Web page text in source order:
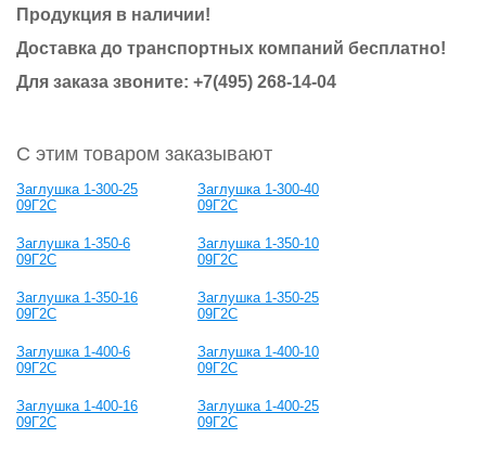
Продукция в наличии!
Доставка до транспортных компаний бесплатно!
Для заказа звоните: +7(495) 268-14-04
С этим товаром заказывают
Заглушка 1-300-25
09Г2С
Заглушка 1-300-40
09Г2С
Заглушка 1-350-6
09Г2С
Заглушка 1-350-10
09Г2С
Заглушка 1-350-16
09Г2С
Заглушка 1-350-25
09Г2С
Заглушка 1-400-6
09Г2С
Заглушка 1-400-10
09Г2С
Заглушка 1-400-16
09Г2С
Заглушка 1-400-25
09Г2С